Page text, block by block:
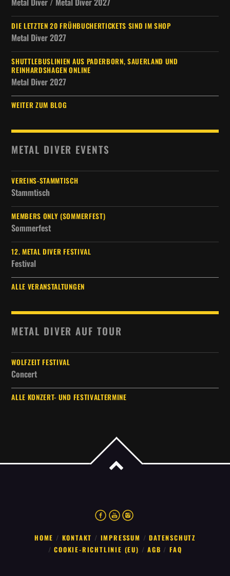
DIE LETZTEN 20 FRÜHBUCHERTICKETS SIND IM SHOP
Metal Diver 2027
SHUTTLEBUSLINIEN AUS PADERBORN, SAUERLAND UND
REINHARDSHAGEN ONLINE
Metal Diver 2027
WEITER ZUM BLOG
METAL DIVER EVENTS
VEREINS-STAMMTISCH
Stammtisch
MEMBERS ONLY (SOMMERFEST)
Sommerfest
12. METAL DIVER FESTIVAL
Festival
ALLE VERANSTALTUNGEN
METAL DIVER AUF TOUR
WOLFZEIT FESTIVAL
Concert
ALLE KONZERT- UND FESTIVALTERMINE
HOME KONTAKT IMPRESSUM
DATENSCHUTZ
COOKIE-RICHTLINIE (EU)
AGB FAQ